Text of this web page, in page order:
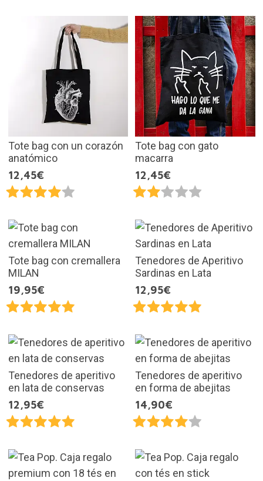
Tote bag con un corazón
anatómico
12,45€
Tote bag con gato
macarra
12,45€
Tote bag con cremallera
MILAN
19,95€
Tenedores de Aperitivo
Sardinas en Lata
12,95€
Tenedores de aperitivo
en lata de conservas
12,95€
Tenedores de aperitivo
en forma de abejitas
14,90€